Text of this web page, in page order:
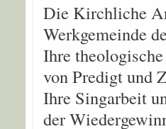
Die Kirchliche
Werkgemeinde
Ihre
von Predigt und
Ihre Singarbeit
der